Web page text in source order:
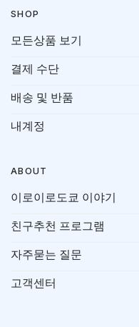
SHOP
모든상품 보기
결제 수단
배송 및 반품
내계정
ABOUT
이로이로도쿄 이야기
친구추천 프로그램
자주묻는 질문
고객센터